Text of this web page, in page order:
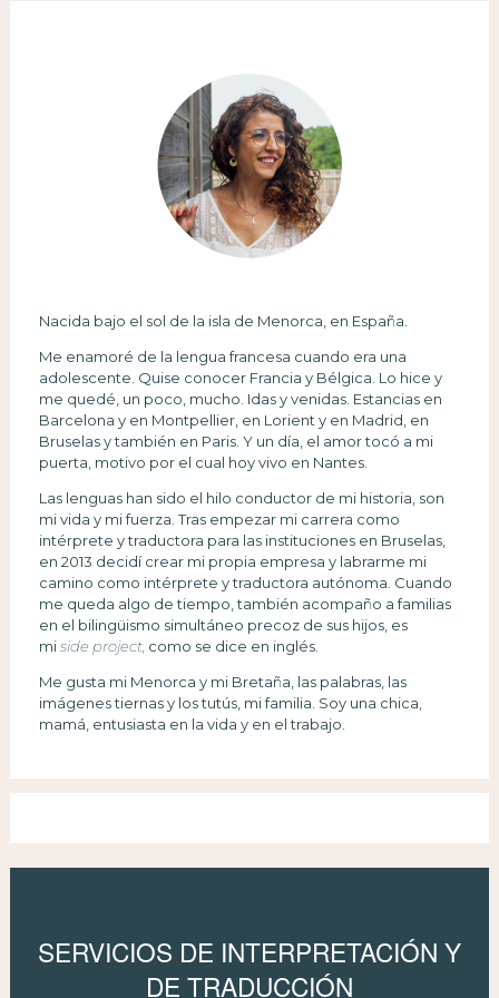
Nacida bajo el sol de la isla de Menorca, en España.
Me enamoré de la lengua francesa cuando era una
adolescente. Quise conocer Francia y Bélgica. Lo hice y
me quedé, un poco, mucho. Idas y venidas. Estancias en
Barcelona y en Montpellier, en Lorient y en Madrid, en
Bruselas y también en Paris. Y un día, el amor tocó a mi
puerta, motivo por el cual hoy vivo en Nantes.
Las lenguas han sido el hilo conductor de mi historia, son
mi vida y mi fuerza. Tras empezar mi carrera como
intérprete y traductora para las instituciones en Bruselas,
en 2013 decidí crear mi propia empresa y labrarme mi
camino como intérprete y traductora autónoma. Cuando
me queda algo de tiempo, también acompaño a familias
en el bilingüismo simultáneo precoz de sus hijos, es
mi side project, como se dice en inglés.
Me gusta mi Menorca y mi Bretaña, las palabras, las
imágenes tiernas y los tutús, mi familia. Soy una chica,
mamá, entusiasta en la vida y en el trabajo.
SERVICIOS DE INTERPRETACIÓN Y
DE TRADUCCIÓN